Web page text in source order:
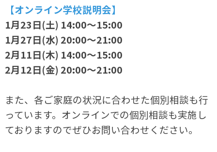
【オンライン学校説明会】
1月23日(土) 14:00～15:00
1月27日(水) 20:00～21:00
2月11日(木) 14:00～15:00
2月12日(金) 20:00～21:00
また、各ご家庭の状況に合わせた個別相談も行
っています。オンラインでの個別相談も実施し
ておりますのでぜひお問い合わせください。